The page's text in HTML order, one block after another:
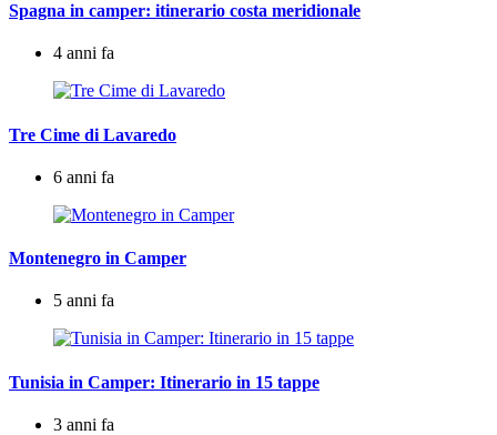
Spagna in camper: itinerario costa meridionale
4 anni fa
Tre Cime di Lavaredo
6 anni fa
Montenegro in Camper
5 anni fa
Tunisia in Camper: Itinerario in 15 tappe
3 anni fa